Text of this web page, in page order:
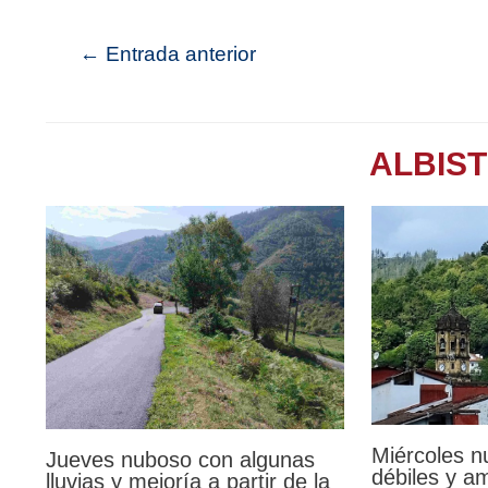
← Entrada anterior
Jueves nuboso con algunas
lluvias y mejoría a partir de la
Miércoles
débiles y